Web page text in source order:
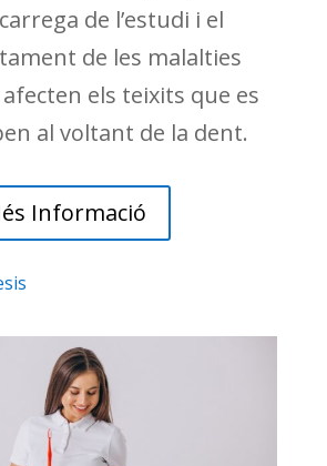
de l’estudi i el
de les malalties
els teixits que es
al voltant de la dent.
Informació